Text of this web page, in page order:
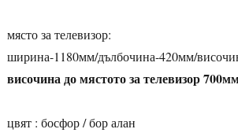
място за телевизор:
ширина-1180мм/дълбочина-420мм/
височина до мястото за телевизор
цвят : босфор / бор алан